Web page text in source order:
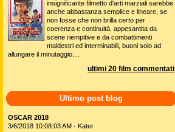
insignificante filmetto d'arti marziali sarebbe
anche abbastanza semplice e lineare, se
non fosse che non brilla certo per
coerenza e continuità, appesantita da
scene riempitive e da combattimenti
maldestri ed interminabili, buoni solo ad
allungare il minutaggio....
ultimi 20 film commentati
Ultimo post blog
OSCAR 2018
3/6/2018 10:08:03 AM - Kater